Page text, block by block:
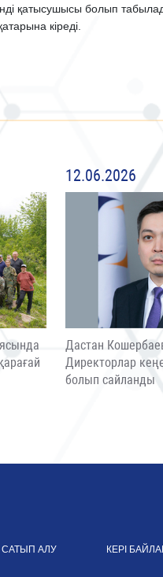
қатысушысы болып
кіреді.
12.06.2026
Дастан
Директорлар
болып сайланды
САТЫП АЛУ КЕРІ